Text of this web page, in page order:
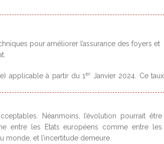
pour améliorer l’assurance des foyers et
applicable à partir du 1er
Janvier 2024. Ce taux
Néanmoins, l’évolution pourrait être
entre les Etats européens comme entre les
monde, et l’incertitude demeure.